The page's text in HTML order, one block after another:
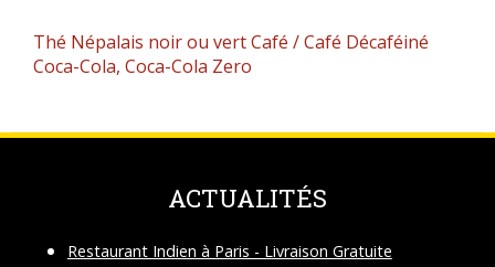
Thé Népalais noir ou vertCafé / Café Décaféiné
Coca-Cola, Coca-Cola Zero
ACTUALITÉS
Restaurant Indien à Paris - Livraison Gratuite